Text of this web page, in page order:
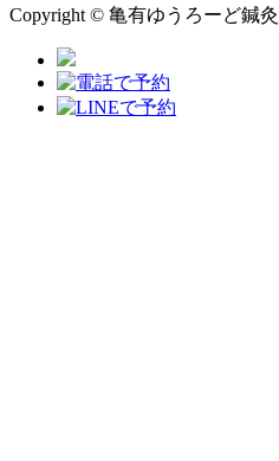
Copyright © 亀有ゆうろーど鍼灸